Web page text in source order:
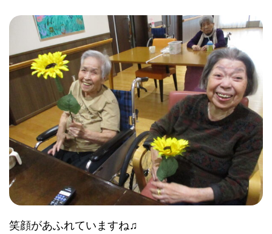
笑顔があふれていますね♫